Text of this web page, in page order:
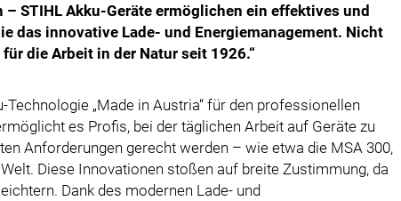
STIHL Akku-Geräte ermöglichen ein effektives und
das innovative Lade- und Energiemanagement. Nicht
die Arbeit in der Natur seit 1926.“
„Made in Austria“ für den professionellen
es Profis, bei der täglichen Arbeit auf Geräte zu
Anforderungen gerecht werden – wie etwa die MSA 300,
Diese Innovationen stoßen auf breite Zustimmung, da
Dank des modernen Lade- und